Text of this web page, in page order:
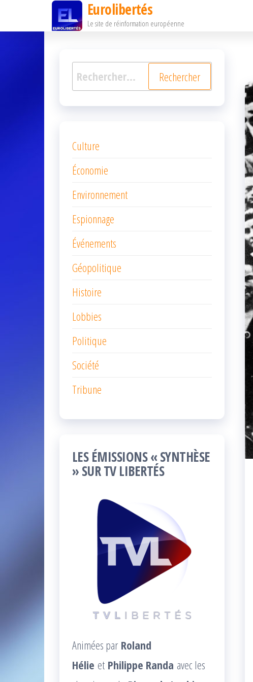
ce
Eurolibertés
Le site de réinformation européenne
Rechercher :
Culture
Économie
Environnement
Espionnage
Événements
Géopolitique
Histoire
Lobbies
Politique
Société
Tribune
LES ÉMISSIONS « SYNTHÈSE
» SUR TV LIBERTÉS
Animées par Roland
Hélie et Philippe Randa avec les